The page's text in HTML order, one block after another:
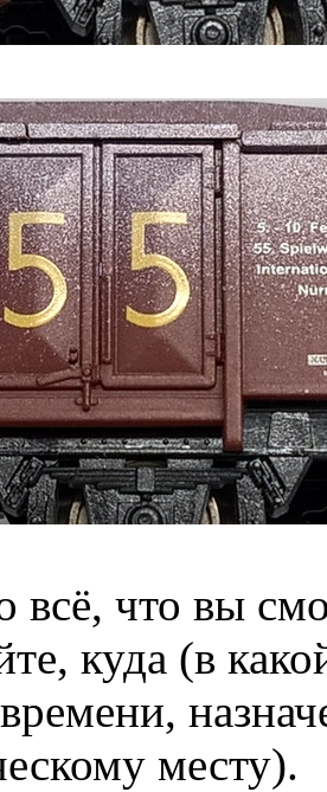
всё, что вы
куда (в
месту).